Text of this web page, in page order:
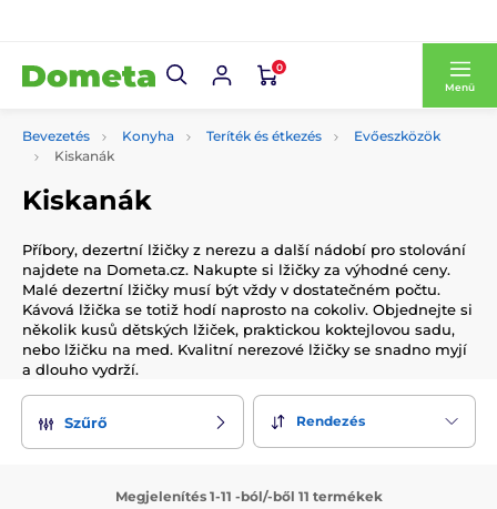
0
Menü
Bevezetés Konyha Teríték és étkezés
Evőeszközök
Kiskanák
Kiskanák
Příbory, dezertní lžičky z nerezu a další nádobí pro stolování
najdete na Dometa.cz. Nakupte si lžičky za výhodné ceny.
Malé dezertní lžičky musí být vždy v dostatečném počtu.
Kávová lžička se totiž hodí naprosto na cokoliv. Objednejte si
několik kusů dětských lžiček, praktickou koktejlovou sadu,
nebo lžičku na med. Kvalitní nerezové lžičky se snadno myjí
a dlouho vydrží.
Szűrő Rendezés
Megjelenítés 1-11 -ból/-ből 11 termékek